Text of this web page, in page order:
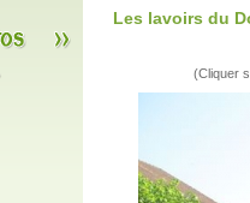
Les lavoirs du
(Cliquer